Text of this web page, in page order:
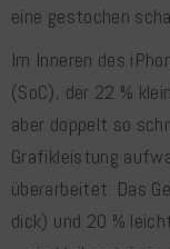
eine gestochen
Im Inneren des
(SoC), der 22 %
aber doppelt so
Grafikleistung
überarbeitet: Das
dick) und 20 %